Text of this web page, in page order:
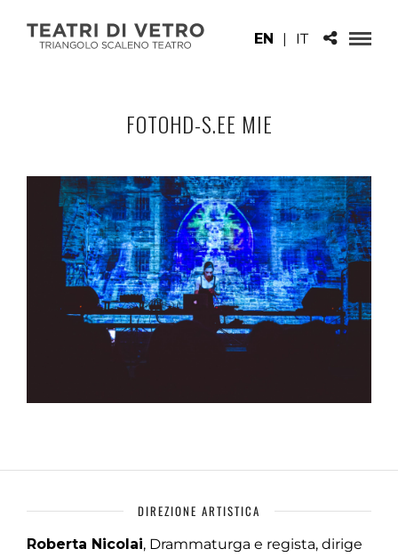
EN | IT
FOTOHD-S.EE MIE
DIREZIONE ARTISTICA
Roberta Nicolai, Drammaturga e regista, dirige